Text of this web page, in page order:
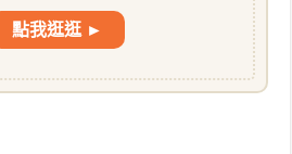
點我逛逛 ►